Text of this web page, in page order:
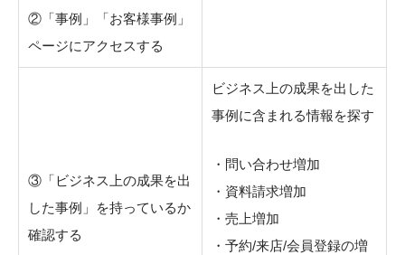
②「事例」「お客様事例」
ページにアクセスする
③ 「ビジネス上の成果を出
した事例」
を持っているか
確認する
ビジネス上の成果を出した
事例に含まれる情報を探す
・問い合わせ増加
・資料請求増加
・売上増加
・予約/来店/会員登録の増